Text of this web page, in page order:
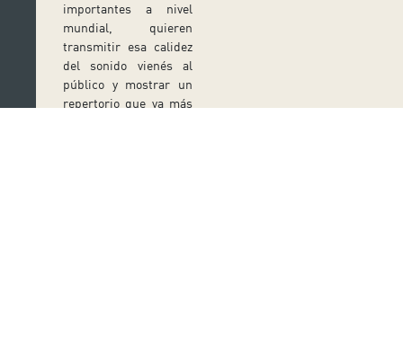
importantes a nivel
mundial, quieren
transmitir esa calidez
del sonido vienés al
público y mostrar un
repertorio que va más